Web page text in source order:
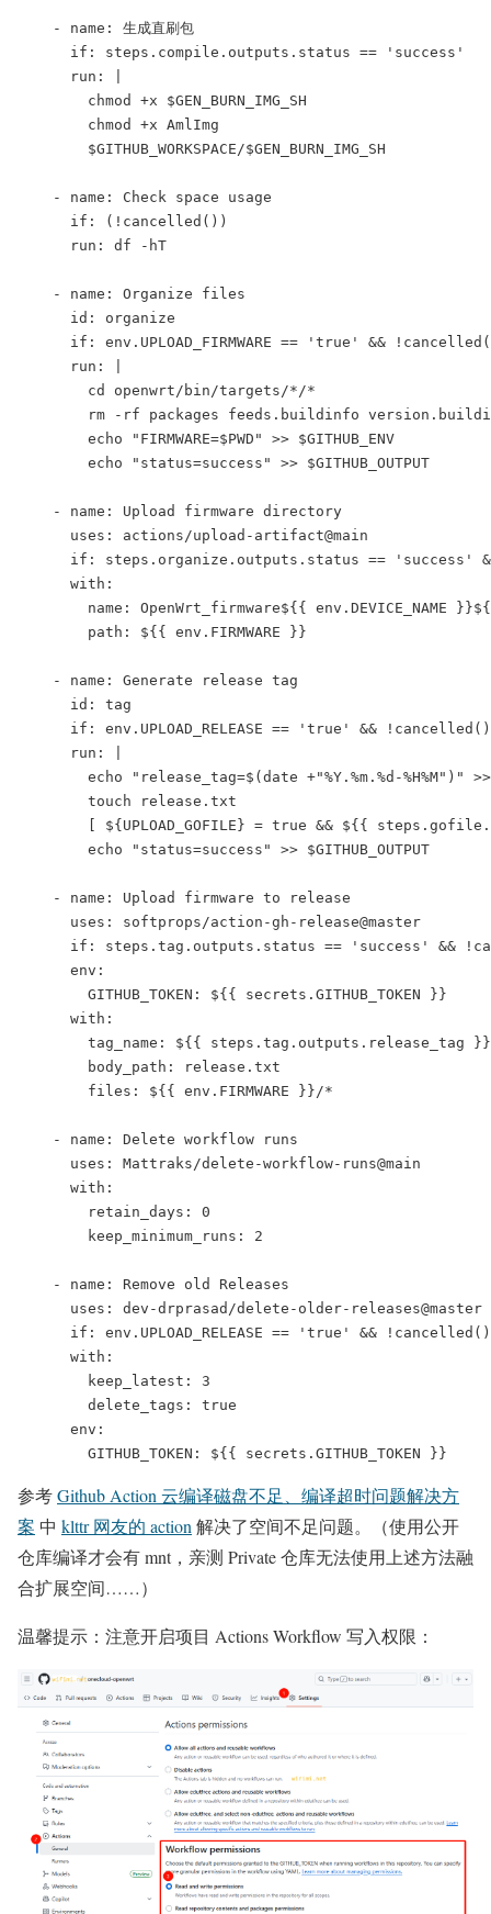
    - name: 生成直刷包
      if: steps.compile.outputs.status == 'success'
      run: |
        chmod +x $GEN_BURN_IMG_SH
        chmod +x AmlImg
        $GITHUB_WORKSPACE/$GEN_BURN_IMG_SH
    - name: Check space usage
      if: (!cancelled())
      run: df -hT
    - name: Organize files
      id: organize
      if: env.UPLOAD_FIRMWARE == 'true'
&&
      run: |
        cd openwrt/bin/targets/*/*
rm -rf packages feeds.buildinfo
        echo "FIRMWARE=$PWD" >> $GITHUB_ENV
        echo "status=success" >> $GITHUB_OUTPUT
    - name: Upload firmware directory
      uses: actions/upload-artifact@main
      if: steps.organize.outputs.status == 'success'
      with:
name: OpenWrt_firmware${{ env.DEVICE_NAME
        path: ${{ env.FIRMWARE }}
    - name: Generate release tag
      id: tag
      if: env.UPLOAD_RELEASE == 'true'
&& !cancelled()
      run: |
echo "release_tag=$(date +"%Y.%m.%d-%H%M")"
        touch release.txt
        [ ${UPLOAD_GOFILE} = true
&& ${{
        echo "status=success" >> $GITHUB_OUTPUT
    - name: Upload firmware to release
      uses: softprops/action-gh-release@master
      if: steps.tag.outputs.status == 'success'
&&
      env:
        GITHUB_TOKEN: ${{ secrets.GITHUB_TOKEN }}
      with:
        tag_name: ${{ steps.tag.outputs.release_tag }}
        body_path: release.txt
        files: ${{ env.FIRMWARE }}/*
    - name: Delete workflow runs
      uses: Mattraks/delete-workflow-runs@main
      with:
        retain_days: 0
        keep_minimum_runs: 2
    - name: Remove old Releases
      uses: dev-drprasad/delete-older-releases@master
      if: env.UPLOAD_RELEASE == 'true'
&& !cancelled()
      with:
        keep_latest: 3
        delete_tags: true
      env:
        GITHUB_TOKEN: ${{ secrets.GITHUB_TOKEN }}
参考Github Action 云编译磁盘不足、编译超时问题解决方
案 中 klttr 网友的 action 解决了空间不足问题。（使用公开
仓库编译才会有 mnt，亲测 Private 仓库无法使用上述方法融
合扩展空间……）
温馨提示：注意开启项目 Actions Workflow 写入权限：